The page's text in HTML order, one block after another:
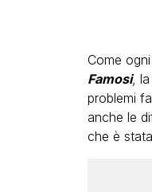
Come
Famosi, la
problemi
anche le
che è